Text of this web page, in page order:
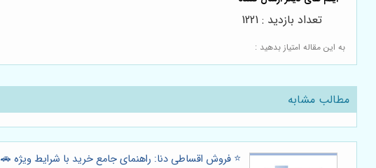
به این مقاله امتیاز بدهید :
تعداد بازدید : 1221
مطالب مشابه
⭐️ فروش اقساطی دنا: راهنمای جامع خرید با شرایط ویژه 🚗